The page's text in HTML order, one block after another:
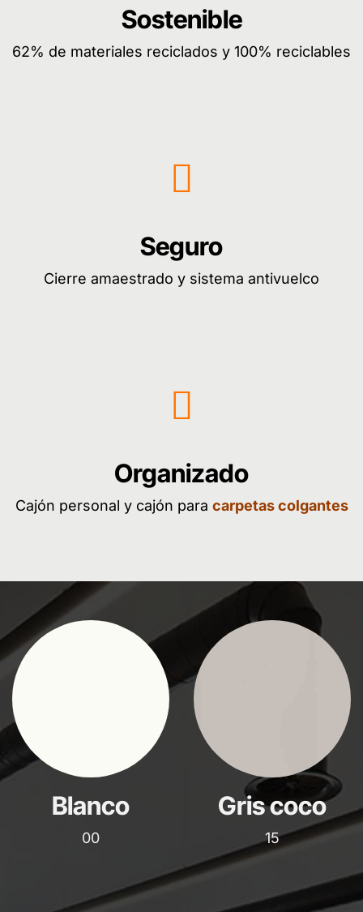
Sostenible
62% de materiales reciclados y 100% reciclables
Seguro
Cierre amaestrado y sistema antivuelco
Organizado
Cajón personal y cajón para carpetas colgantes
Blanco
00
Gris coco
15